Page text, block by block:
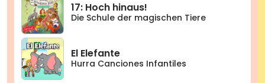
17: Hoch hinaus!
Die Schule der magischen Tiere
El Elefante
Hurra Canciones Infantiles